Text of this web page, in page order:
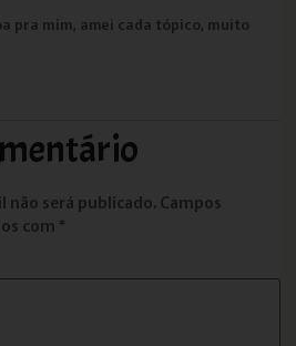
pra mim, amei cada tópico, muito
não será publicado.Campos
com *